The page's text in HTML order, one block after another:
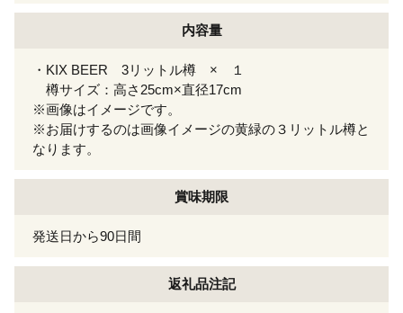
内容量
・KIX BEER 3リットル樽 × １
樽サイズ：高さ25cm×直径17cm
※画像はイメージです。
※お届けするのは画像イメージの黄緑の３リットル樽と
なります。
賞味期限
発送日から90日間
返礼品注記